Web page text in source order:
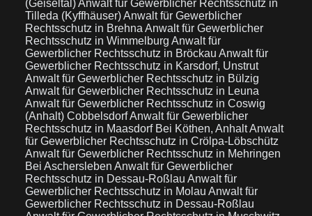
(Geiseltal)Anwalt für Gewerblicher Rechtsschutz in
Tilleda (Kyffhäuser)Anwalt für Gewerblicher
Rechtsschutz in Brehna Anwalt für Gewerblicher
Rechtsschutz in Wimmelburg Anwalt für
Gewerblicher Rechtsschutz in Bröckau Anwalt für
Gewerblicher Rechtsschutz in Karsdorf, Unstrut
Anwalt für Gewerblicher Rechtsschutz in Bülzig
Anwalt für Gewerblicher Rechtsschutz in Leuna
Anwalt für Gewerblicher Rechtsschutz in Coswig
(Anhalt) CobbelsdorfAnwalt für Gewerblicher
Rechtsschutz in Maasdorf Bei Köthen, AnhaltAnwalt
für Gewerblicher Rechtsschutz in Crölpa-Löbschütz
Anwalt für Gewerblicher Rechtsschutz in Mehringen
Bei Aschersleben Anwalt für Gewerblicher
Rechtsschutz in Dessau-Roßlau Anwalt für
Gewerblicher Rechtsschutz in Molau Anwalt für
Gewerblicher Rechtsschutz in Dessau-Roßlau